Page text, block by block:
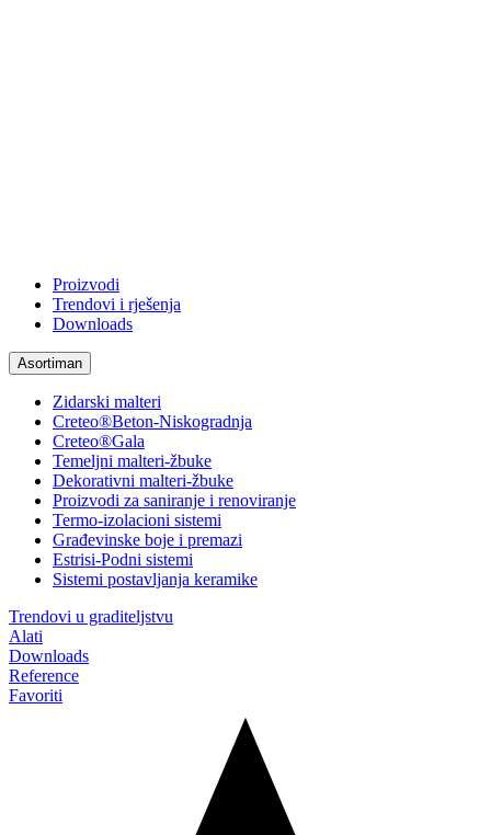
Proizvodi
Trendovi i rješenja
Downloads
Asortiman
Zidarski malteri
Creteo®Beton-Niskogradnja
Creteo®Gala
Temeljni malteri-žbuke
Dekorativni malteri-žbuke
Proizvodi za saniranje i renoviranje
Termo-izolacioni sistemi
Građevinske boje i premazi
Estrisi-Podni sistemi
Sistemi postavljanja keramike
Trendovi u graditeljstvu
Alati
Downloads
Reference
Favoriti